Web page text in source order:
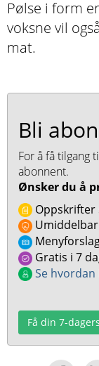
Pølse i form
voksne vil
mat.
Bli
For å få tilgang
abonnent.
Ønsker du å
Oppskrifter
Gratis i 7
Se
Få din 7-